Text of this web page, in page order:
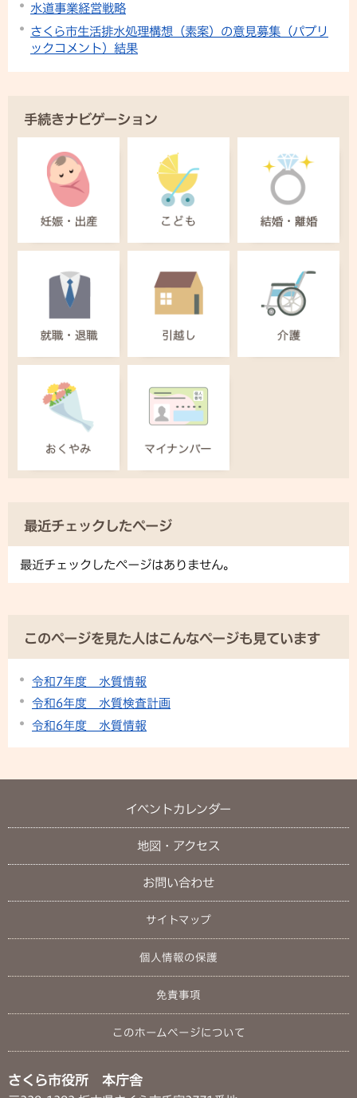
水道事業経営戦略
さくら市生活排水処理構想（素案）の意見募集（パブリ
ックコメント）結果
手続きナビゲーション
最近チェックしたページ
最近チェックしたページはありません。
このページを見た人はこんなページも見ています
令和7年度 水質情報
令和6年度 水質検査計画
令和6年度 水質情報
イベントカレンダー
地図・アクセス
お問い合わせ
サイトマップ
個人情報の保護
免責事項
このホームページについて
さくら市役所 本庁舎